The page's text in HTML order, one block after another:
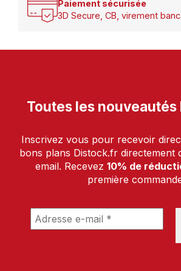
Paiement sécurisée
3D Secure, CB, virement
Toutes les
Inscrivez vous pour recevoir
bons plans Distock.fr directement
email. Recevez 10% de
première